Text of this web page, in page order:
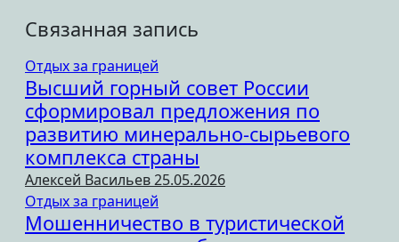
Связанная запись
Отдых за границей
Высший горный совет России
сформировал предложения по
развитию минерально-сырьевого
комплекса страны
Алексей Васильев25.05.2026
Отдых за границей
Мошенничество в туристической